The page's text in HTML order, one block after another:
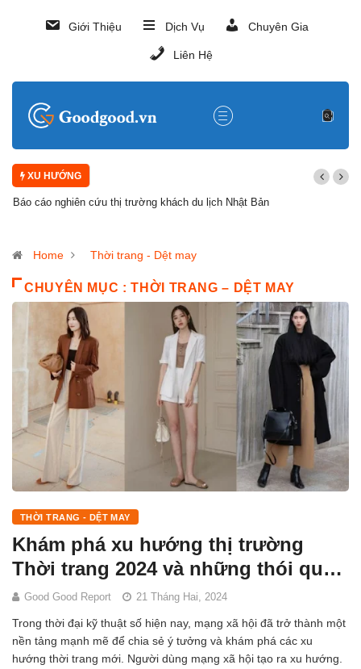
Giới Thiệu Dịch Vụ Chuyên Gia
Liên Hệ
XU HƯỚNG
Báo cáo nghiên cứu thị trường khách du lịch Nhật Bản
Home Thời trang - Dệt may
CHUYÊN MỤC : THỜI TRANG – DỆT MAY
THỜI TRANG - DỆT MAY
Khám phá xu hướng thị trường
Thời trang 2024 và những thói quen
tiêu dùng mới
Good Good Report 21 Tháng Hai, 2024
Trong thời đại kỹ thuật số hiện nay, mạng xã hội đã trở thành một
nền tảng mạnh mẽ để chia sẻ ý tưởng và khám phá các xu
hướng thời trang mới. Người dùng mạng xã hội tạo ra xu hướng.